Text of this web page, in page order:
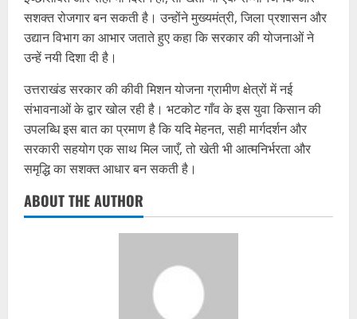
सशक्त रोजगार बन सकती है। उन्होंने मुख्यमंत्री, जिला प्रशासन और
उद्यान विभाग का आभार जताते हुए कहा कि सरकार की योजनाओं ने
उन्हें नयी दिशा दी है।
उत्तराखंड सरकार की कीवी मिशन योजना ग्रामीण क्षेत्रों में नई
संभावनाओं के द्वार खोल रही है। भटकोट गाँव के इस युवा किसान की
उपलब्धि इस बात का प्रमाण है कि यदि मेहनत, सही मार्गदर्शन और
सरकारी सहयोग एक साथ मिल जाएँ, तो खेती भी आत्मनिर्भरता और
समृद्धि का सशक्त आधार बन सकती है।
ABOUT THE AUTHOR